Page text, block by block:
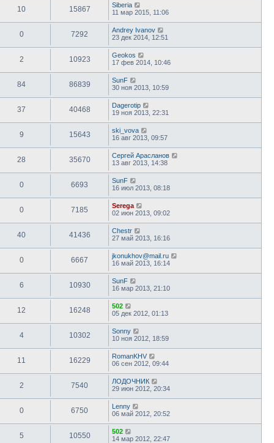
10 15867
Siberia
11 мар 2015, 11:06
0 7292
Andrey Ivanov
23 дек 2014, 12:51
2 10923
Geokos
17 фев 2014, 10:46
84 86839
SunF
30 ноя 2013, 10:59
37 40468
Dagerotip
19 ноя 2013, 22:31
9 15643
ski_vova
16 авг 2013, 09:57
28 35670
Сергей Арасланов
13 авг 2013, 14:38
0 6693
SunF
16 июл 2013, 08:18
0 7185
Serega
02 июн 2013, 09:02
40 41436
Chestr
27 май 2013, 16:16
0 6667
jkonukhov@mail.ru
16 май 2013, 16:14
6 10930
SunF
16 мар 2013, 21:10
12 16248
502
05 дек 2012, 01:13
4 10302
Sonny
10 ноя 2012, 18:59
11 16229
RomanKHV
06 сен 2012, 09:44
2 7540
ЛОДОЧНИК
29 июн 2012, 20:34
0 6750
Lenny
06 май 2012, 20:52
5 10550
502
14 мар 2012, 22:47